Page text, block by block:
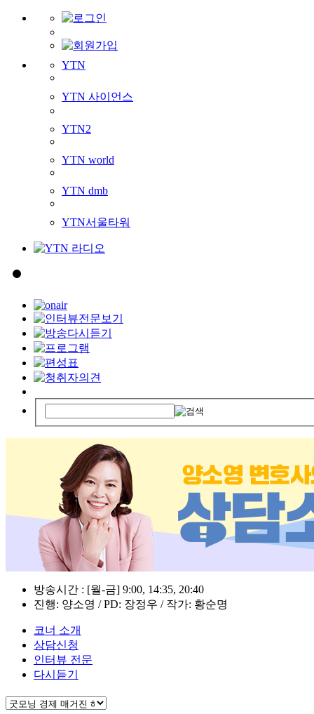
YTN
YTN 사이언스
YTN2
YTN world
YTN dmb
YTN서울타워
방송시간 : [월-금] 9:00, 14:35, 20:40
진행: 양소영 / PD: 장정우 / 작가: 황순명
코너 소개
상담신청
인터뷰 전문
다시듣기